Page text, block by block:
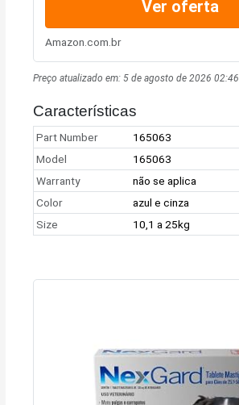
Ver oferta
Amazon.com.br
Preço atualizado em:5 de agosto de 2026 02:46
Características
Part Number
165063
Model
165063
Warranty
não se aplica
Color
azul e cinza
Size
10,1 a 25kg